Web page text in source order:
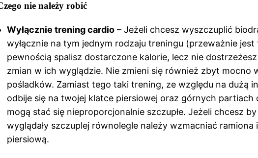
nie należy robić
Wyłącznie trening cardio – Jeżeli chcesz wyszczuplić
wyłącznie na tym jednym rodzaju treningu (przeważnie jest
pewnością spalisz dostarczone kalorie, lecz nie
zmian w ich wyglądzie. Nie zmieni się również zbyt mocno
pośladków. Zamiast tego taki trening, ze względu na dużą
odbije się na twojej klatce piersiowej oraz górnych partiach
mogą stać się nieproporcjonalnie szczupłe. Jeżeli chcesz
wyglądały szczuplej równolegle należy wzmacniać ramiona
piersiową.